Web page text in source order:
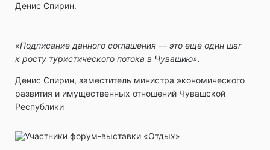
Денис Спирин.
«Подписание данного соглашения — это ещё один шаг
к росту туристического потока в Чувашию».
Денис Спирин, заместитель министра экономического
развития и имущественных отношений Чувашской
Республики